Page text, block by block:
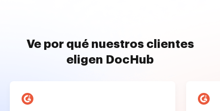
Ve por qué nuestros clientes
eligen DocHub